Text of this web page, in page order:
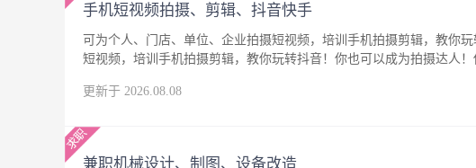
手机短视频拍摄、剪辑、抖音快手
可为个人、门店、单位、企业拍摄短视频，培训手机拍摄剪辑，教你
短视频，培训手机拍摄剪辑，教你玩转抖音！你也可以成为拍摄达人！
更新于 2026.08.08
兼职机械设计、制图、设备改造